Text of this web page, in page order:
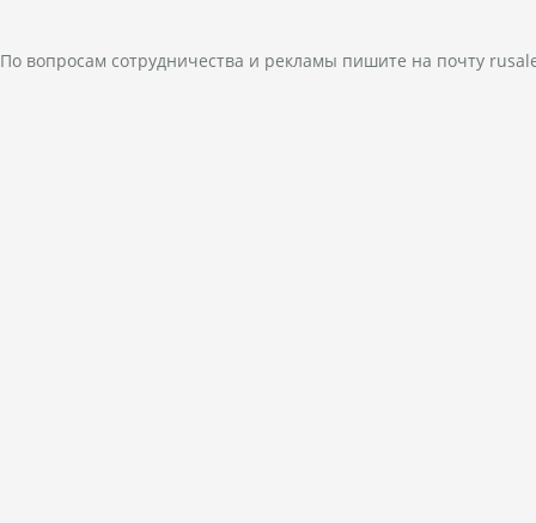
По вопросам сотрудничества и рекламы пишите на почту